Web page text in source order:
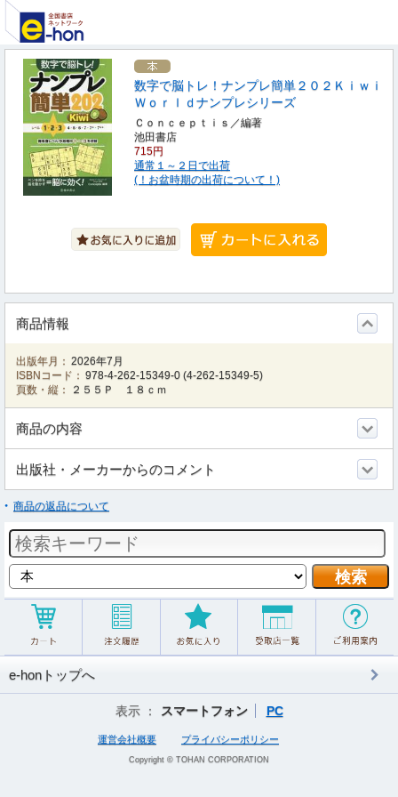
数字で脳トレ！ナンプレ簡単２０２Ｋｉｗｉ
Ｗｏｒｌｄナンプレシリーズ
Ｃｏｎｃｅｐｔｉｓ／編著
池田書店
715円
通常１～２日で出荷
(！お盆時期の出荷について！)
商品情報
出版年月： 2026年7月
ISBNコード： 978-4-262-15349-0 (4-262-15349-5)
頁数・縦：
２５５Ｐ １８ｃｍ
商品の内容
出版社・メーカーからのコメント
商品の返品について
e-honトップへ
表示 ： スマートフォン PC
運営会社概要 プライバシーポリシー
Copyright © TOHAN CORPORATION